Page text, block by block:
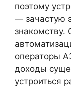
поэтому
— зачастую
знакомству.
операторы
доходы
устроиться